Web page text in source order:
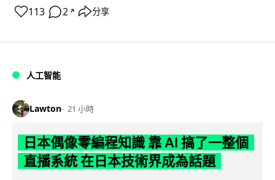
113 2 ↗ 分享
人工智能
Lawton 21 小時
日本偶像零編程知識 靠 AI 搞了一整個
直播系統 在日本技術界成為話題